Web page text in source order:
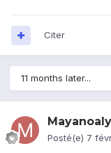
Citer
11 months later...
Posté(e) 7